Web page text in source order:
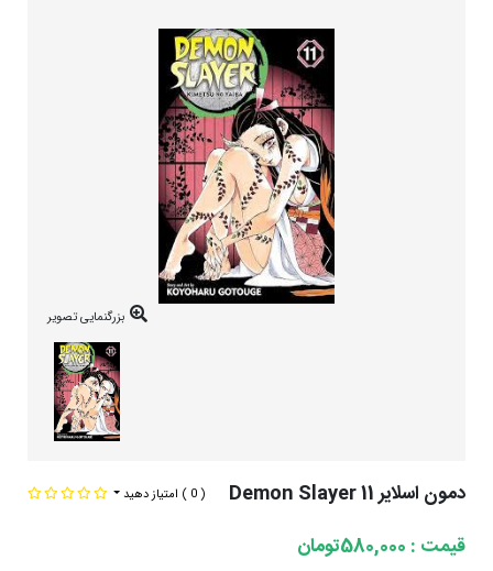
بزرگنمایی تصویر
دمون اسلایر Demon Slayer 11 ( 0 ) امتیاز دهید
قیمت : 580,000تومان